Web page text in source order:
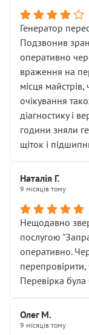
Генератор
Подзвонив
оперативно
враження на
місця
очікування
діагностику і
години зняли
щіток і
Наталія Г.
9 місяців тому
Нещодавно
послугою
оперативно.
Перевірка
Олег М.
9 місяців тому